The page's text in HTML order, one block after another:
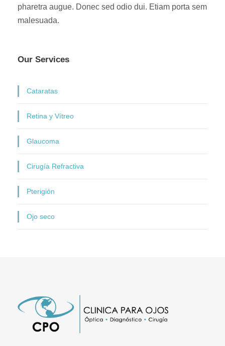
pharetra augue. Donec sed odio dui. Etiam porta sem
malesuada.
Our Services
Cataratas
Retina y Vítreo
Glaucoma
Cirugía Refractiva
Pterigión
Ojo seco